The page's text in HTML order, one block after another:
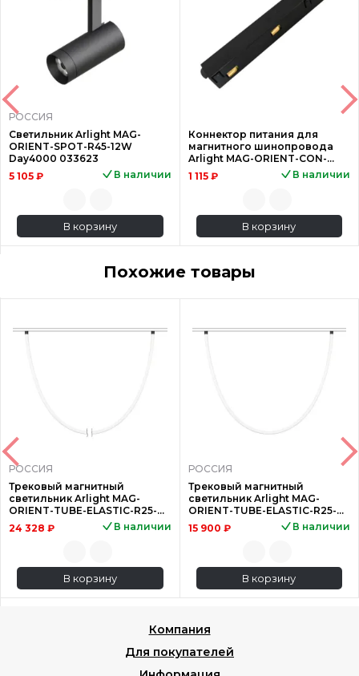
РОССИЯ
Светильник Arlight MAG-
ORIENT-SPOT-R45-12W
Day4000 033623
5 105 ₽
В наличии
В корзину
Коннектор питания для
магнитного шинопровода
Arlight MAG-ORIENT-CON-
POWER (BK) 033636
1 115 ₽ В наличии
В корзину
Похожие товары
РОССИЯ
Трековый магнитный
светильник Arlight MAG-
ORIENT-TUBE-ELASTIC-R25-
L5000-70W Day4000 (BK, 360
deg, 48
24 328 ₽ В наличии
В корзину
РОССИЯ
Трековый магнитный
светильник Arlight MAG-
ORIENT-TUBE-ELASTIC-R25-
L2500-35W Warm3000 (BK,
360 deg, 4
15 900 ₽ В наличии
В корзину
Компания
Для покупателей